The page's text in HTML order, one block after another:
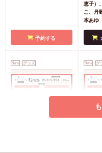
予約する
恵子）
こ、丹
本あゆ
New グッズ New グ